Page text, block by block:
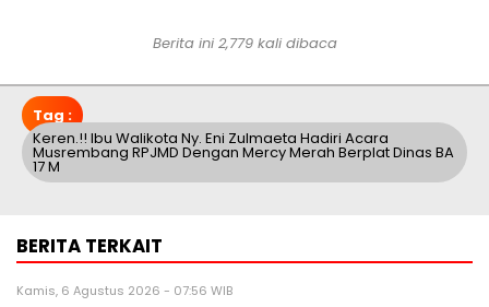
Berita ini 2,779 kali dibaca
Tag :
Keren.!! Ibu Walikota Ny. Eni Zulmaeta Hadiri Acara
Musrembang RPJMD Dengan Mercy Merah Berplat Dinas BA
17 M
BERITA TERKAIT
Kamis, 6 Agustus 2026 - 07:56 WIB